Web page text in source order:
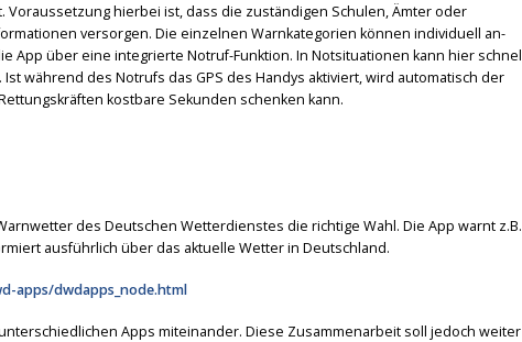
hierbei ist, dass die zuständigen Schulen, Ämter oder
versorgen. Die einzelnen Warnkategorien können individuell an-
App über eine integrierte Notruf-Funktion. In Notsituationen kann hier
während des Notrufs das GPS des Handys aktiviert, wird automatisch der
kostbare Sekunden schenken kann.
des Deutschen Wetterdienstes die richtige Wahl. Die App warnt z.B.
ausführlich über das aktuelle Wetter in Deutschland.
apps/dwdapps_node.html
Apps miteinander. Diese Zusammenarbeit soll jedoch weiter